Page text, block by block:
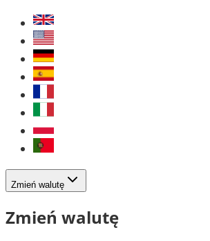
Zmień walutę
Zmień walutę